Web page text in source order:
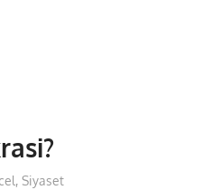
, Siyaset